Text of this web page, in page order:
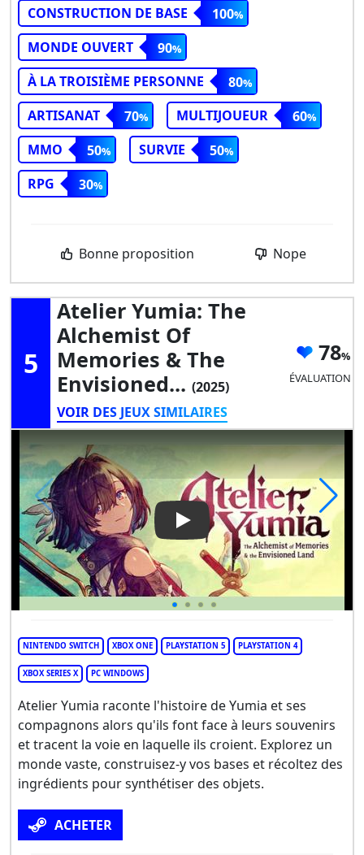
CONSTRUCTION DE BASE
100
MONDE OUVERT
90
À LA TROISIÈME PERSONNE
80
ARTISANAT
70 MULTIJOUEUR
60
MMO
50 SURVIE
50
RPG
30
Bonne proposition Nope
5
Atelier Yumia: The
Alchemist Of
Memories & The
Envisioned... (2025)
VOIR DES JEUX SIMILAIRES
78
ÉVALUATION
Play Video: Atelier Yumia:
NINTENDO SWITCH XBOX ONE PLAYSTATION 5 PLAYSTATION 4
XBOX SERIES X PC WINDOWS
Atelier Yumia raconte l'histoire de Yumia et ses
compagnons alors qu'ils font face à leurs souvenirs
et tracent la voie en laquelle ils croient. Explorez un
monde vaste, construisez-y vos bases et récoltez des
ingrédients pour synthétiser des objets.
ACHETER